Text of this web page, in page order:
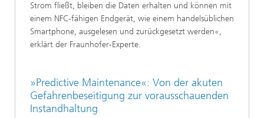
Strom fließt, bleiben die Daten erhalten und können mit
einem NFC-fähigen Endgerät, wie einem handelsüblichen
Smartphone, ausgelesen und zurückgesetzt werden«,
erklärt der Fraunhofer-Experte.
»Predictive Maintenance«: Von der akuten
Gefahrenbeseitigung zur vorausschauenden
Instandhaltung